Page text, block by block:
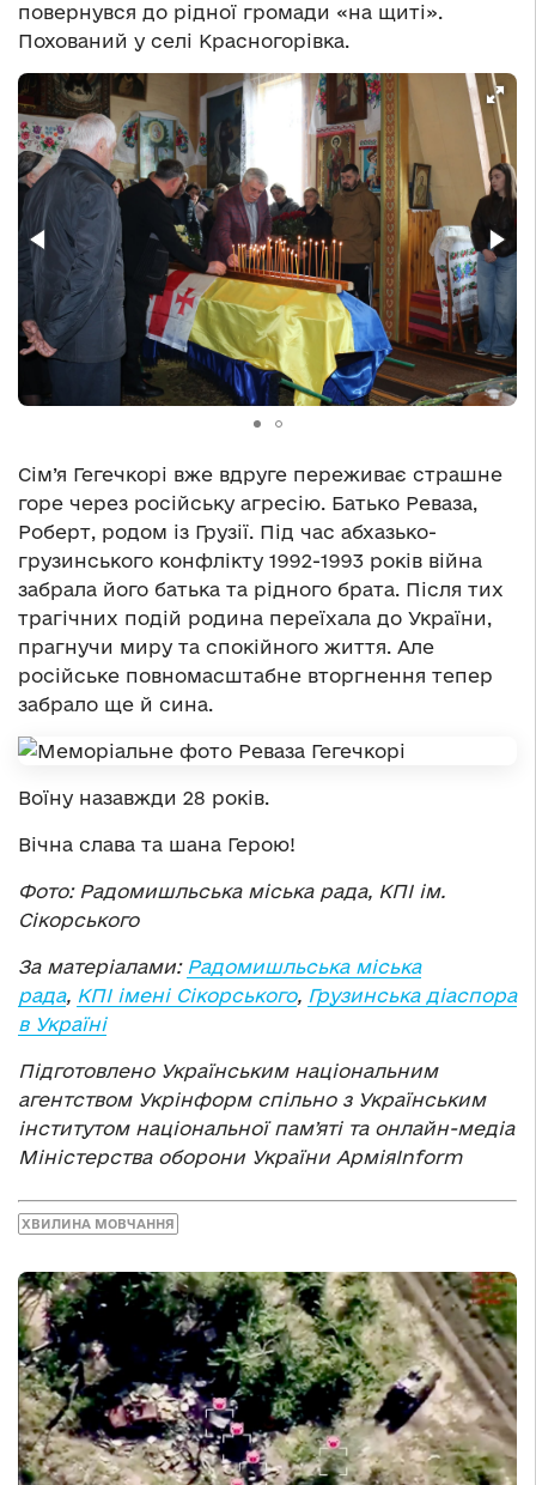
повернувся до рідної громади «на щиті».
Похований у селі Красногорівка.
Сім’я Гегечкорі вже вдруге переживає страшне
горе через російську агресію. Батько Реваза,
Роберт, родом із Грузії. Під час абхазько-
грузинського конфлікту 1992-1993 років війна
забрала його батька та рідного брата. Після тих
трагічних подій родина переїхала до України,
прагнучи миру та спокійного життя. Але
російське повномасштабне вторгнення тепер
забрало ще й сина.
Воїну назавжди 28 років.
Вічна слава та шана Герою!
Фото: Радомишльська міська рада, КПІ ім.
Сікорського
За матеріалами: Радомишльська міська
рада, КПІ імені Сікорського, Грузинська діаспора
в Україні
Підготовлено Українським національним
агентством Укрінформ спільно з Українським
інститутом національної памʼяті та онлайн-медіа
Міністерства оборони України АрміяInform
ХВИЛИНА МОВЧАННЯ